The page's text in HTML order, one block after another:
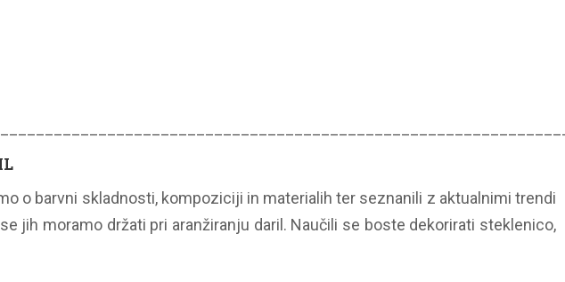
o barvni skladnosti, kompoziciji in materialih ter seznanili z aktualnimi trendi
jih moramo držati pri aranžiranju daril. Naučili se boste dekorirati steklenico,